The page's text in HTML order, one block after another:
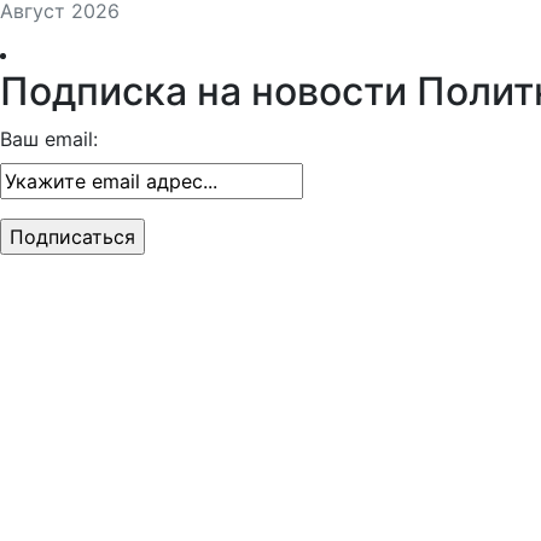
Август 2026
Подписка на новости
Ваш email: